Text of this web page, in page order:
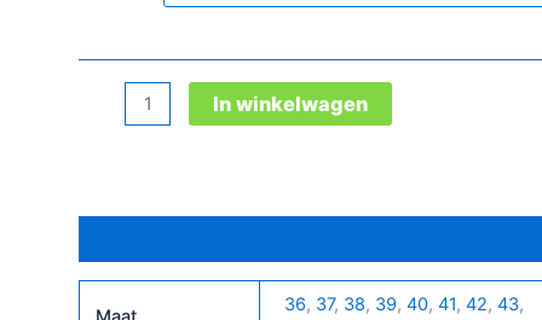
S1Pl
In winkelwagen
36, 37, 38, 39, 40, 41, 42, 43,